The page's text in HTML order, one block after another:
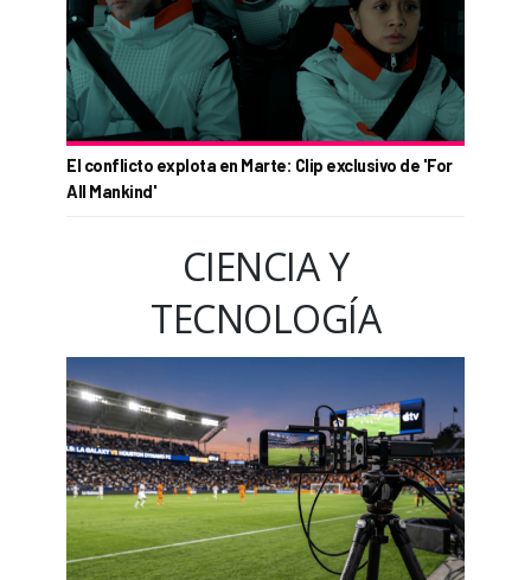
El conflicto explota en Marte: Clip exclusivo de 'For
All Mankind'
CIENCIA Y
TECNOLOGÍA